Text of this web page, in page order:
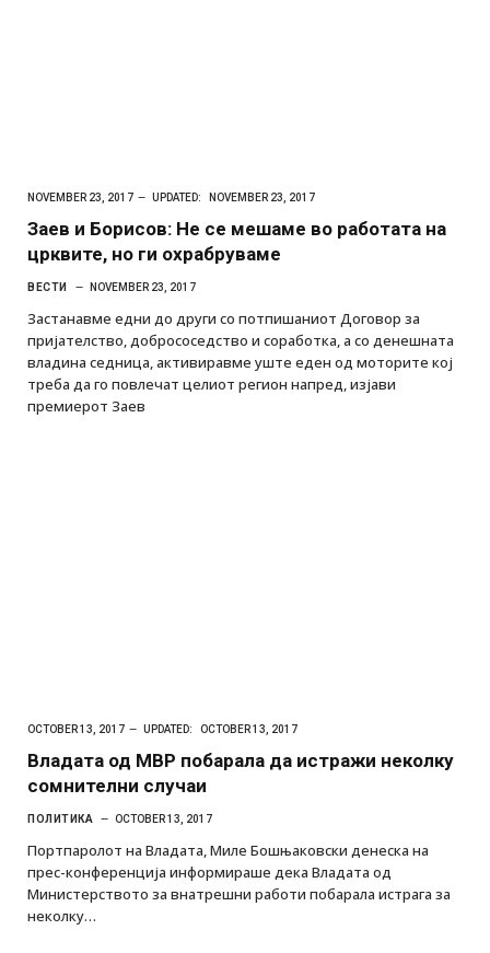
NOVEMBER 23, 2017 UPDATED: NOVEMBER 23, 2017
Заев и Борисов: Не се мешаме во работата на
црквите, но ги охрабруваме
ВЕСТИ NOVEMBER 23, 2017
Застанавме едни до други со потпишаниот Договор за
пријателство, добрососедство и соработка, а со денешната
владина седница, активиравме уште еден од моторите кој
треба да го повлечат целиот регион напред, изјави
премиерот Заев
OCTOBER 13, 2017 UPDATED: OCTOBER 13, 2017
Владата од МВР побарала да истражи неколку
сомнителни случаи
ПОЛИТИКА OCTOBER 13, 2017
Портпаролот на Владата, Миле Бошњаковски денеска на
прес-конференција информираше дека Владата од
Министерството за внатрешни работи побарала истрага за
неколку…